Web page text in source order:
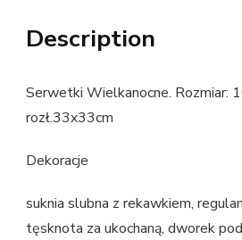
Description
Serwetki Wielkanocne. Rozmiar:
rozł.33x33cm
Dekoracje
suknia slubna z rekawkiem,
tęsknota za ukochaną, dworek